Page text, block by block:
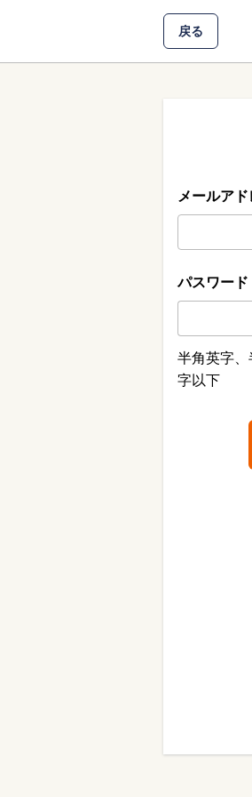
戻る
メールアド
パスワード
半角英字
字以下